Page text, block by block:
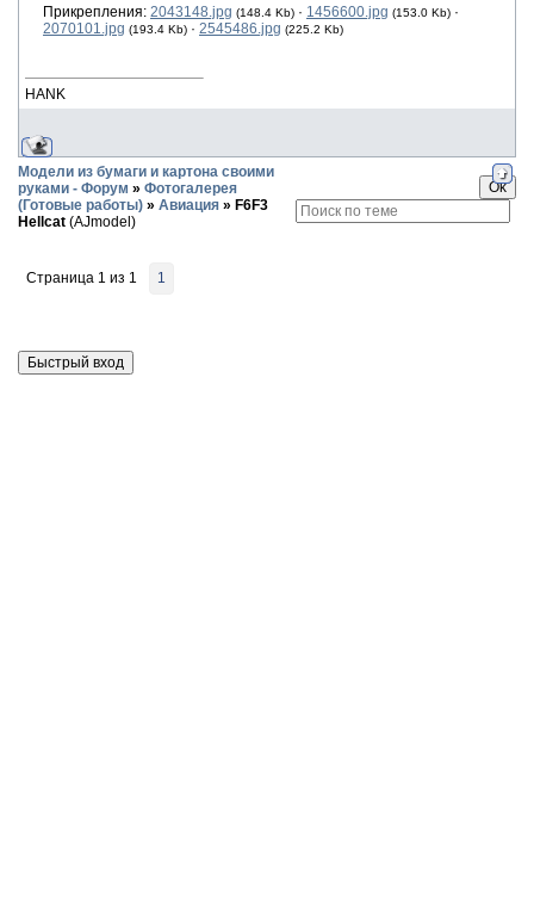
Прикрепления: 2043148.jpg (148.4 Kb) · 1456600.jpg (153.0 Kb) ·
2070101.jpg (193.4 Kb) · 2545486.jpg (225.2 Kb)
HANK
Модели из бумаги и картона своими
руками - Форум » Фотогалерея
(Готовые работы) » Авиация » F6F3
Hellcat (AJmodel)
Страница 1 из 1 1